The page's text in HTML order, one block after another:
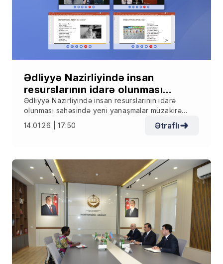
Ədliyyə Nazirliyində insan
resurslarının idarə olunması
sahəsində yeni yanaşmalar
müzakirə olunub
Ədliyyə Nazirliyində insan resurslarının idarə
olunması sahəsində yeni yanaşmalar müzakirə
14.01.26 | 17:50 Ətraflı